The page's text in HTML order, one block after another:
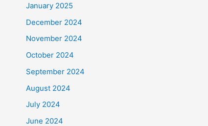
January 2025
December 2024
November 2024
October 2024
September 2024
August 2024
July 2024
June 2024